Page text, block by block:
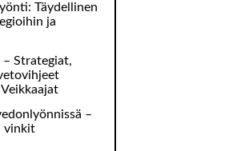
Täydellinen
ja
Strategiat,
–
vinkit